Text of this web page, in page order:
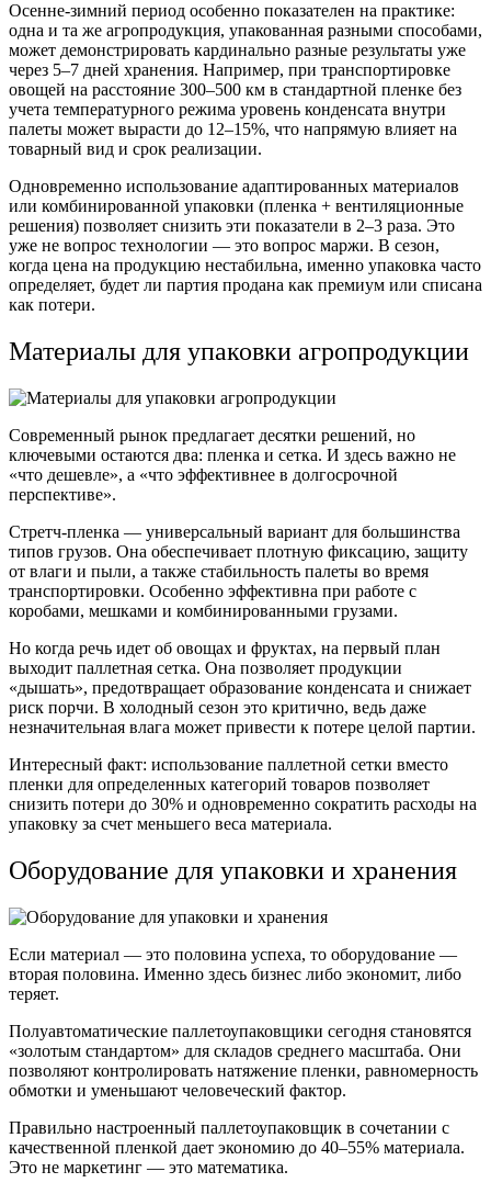
Осенне-зимний период особенно показателен на практике:
одна и та же агропродукция, упакованная разными способами,
может демонстрировать кардинально разные результаты уже
через 5–7 дней хранения. Например, при транспортировке
овощей на расстояние 300–500 км в стандартной пленке без
учета температурного режима уровень конденсата внутри
палеты может вырасти до 12–15%, что напрямую влияет на
товарный вид и срок реализации.
Одновременно использование адаптированных материалов
или комбинированной упаковки (пленка + вентиляционные
решения) позволяет снизить эти показатели в 2–3 раза. Это
уже не вопрос технологии — это вопрос маржи. В сезон,
когда цена на продукцию нестабильна, именно упаковка часто
определяет, будет ли партия продана как премиум или списана
как потери.
Материалы для упаковки агропродукции
Современный рынок предлагает десятки решений, но
ключевыми остаются два: пленка и сетка. И здесь важно не
«что дешевле», а «что эффективнее в долгосрочной
перспективе».
Стретч-пленка — универсальный вариант для большинства
типов грузов. Она обеспечивает плотную фиксацию, защиту
от влаги и пыли, а также стабильность палеты во время
транспортировки. Особенно эффективна при работе с
коробами, мешками и комбинированными грузами.
Но когда речь идет об овощах и фруктах, на первый план
выходит паллетная сетка. Она позволяет продукции
«дышать», предотвращает образование конденсата и снижает
риск порчи. В холодный сезон это критично, ведь даже
незначительная влага может привести к потере целой партии.
Интересный факт: использование паллетной сетки вместо
пленки для определенных категорий товаров позволяет
снизить потери до 30% и одновременно сократить расходы на
упаковку за счет меньшего веса материала.
Оборудование для упаковки и хранения
Если материал — это половина успеха, то оборудование —
вторая половина. Именно здесь бизнес либо экономит, либо
теряет.
Полуавтоматические паллетоупаковщики сегодня становятся
«золотым стандартом» для складов среднего масштаба. Они
позволяют контролировать натяжение пленки, равномерность
обмотки и уменьшают человеческий фактор.
Правильно настроенный паллетоупаковщик в сочетании с
качественной пленкой дает экономию до 40–55% материала.
Это не маркетинг — это математика.